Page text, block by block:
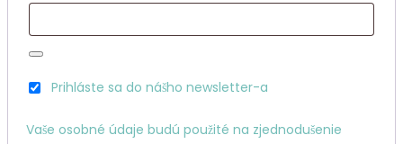
Prihláste sa do nášho newsletter-a
Vaše osobné údaje budú použité na zjednodušenie